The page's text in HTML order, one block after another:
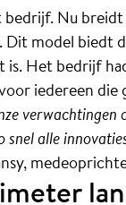
bedrijf. Nu
model biedt
Het bedrijf
iedereen
snel alle